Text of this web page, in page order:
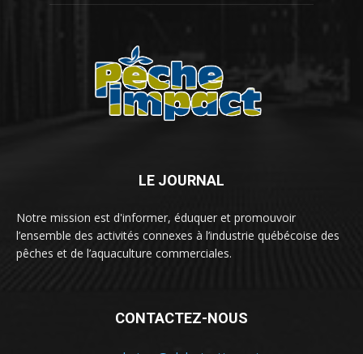
LE JOURNAL
Notre mission est d'informer, éduquer et promouvoir
l’ensemble des activités connexes à l’industrie québécoise des
pêches et de l’aquaculture commerciales.
CONTACTEZ-NOUS